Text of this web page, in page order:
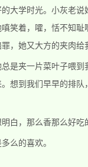
大学时光。小灰老
笑着，嚯，恬不知
，她又大方的夹肉
一片菜叶子喂到我
想到我们早早的排
那么香那么好吃的
的喜欢。